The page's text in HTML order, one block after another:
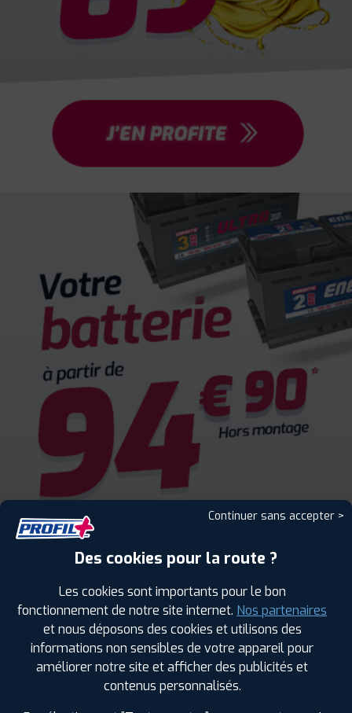
ENCORE PLUS D'AVANTAGES
Continuer sans accepter >
Des cookies pour la route ?
Les cookies sont importants pour le bon
fonctionnement de notre site internet. Nos partenaires
et nous déposons des cookies et utilisons des
informations non sensibles de votre appareil pour
améliorer notre site et afficher des publicités et
contenus personnalisés.